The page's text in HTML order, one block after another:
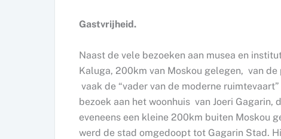
Gastvrijheid.
Naast de vele bezoeken aan musea en
Kaluga, 200km van Moskou gelegen, van
vaak de “vader van de moderne
bezoek aan het woonhuis van Joeri Gagarin,
eveneens een kleine 200km buiten Moskou
werd de stad omgedoopt tot Gagarin Stad.